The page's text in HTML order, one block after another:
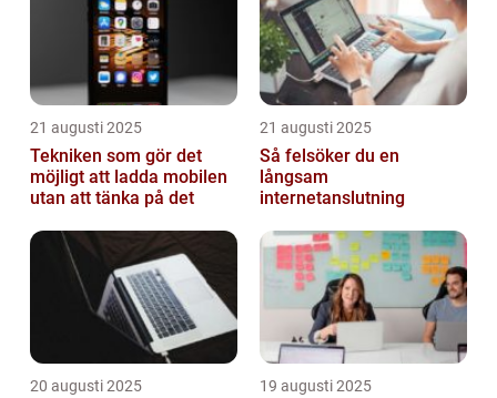
21 augusti 2025
Tekniken som gör det
möjligt att ladda mobilen
utan att tänka på det
21 augusti 2025
Så felsöker du en
långsam
internetanslutning
20 augusti 2025 19 augusti 2025